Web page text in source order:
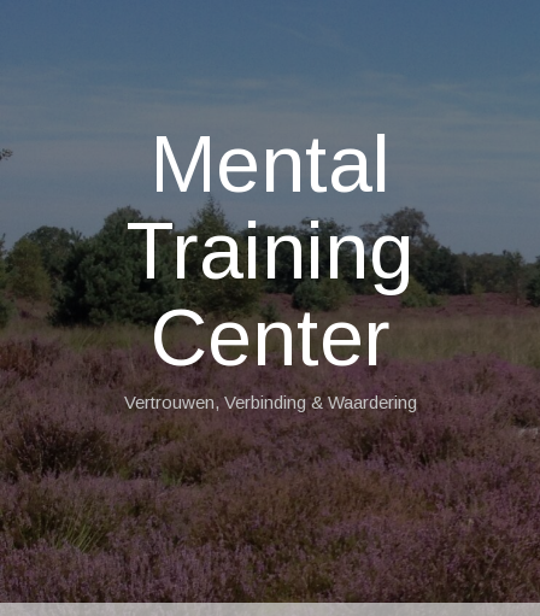
Mental
Training
Center
Vertrouwen, Verbinding & Waardering